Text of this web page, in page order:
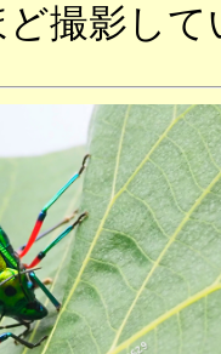
撮影し